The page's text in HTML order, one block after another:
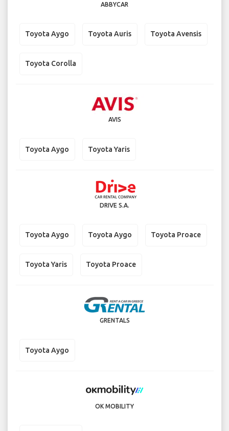
ABBYCAR
Toyota Aygo Toyota Auris Toyota Avensis
Toyota Corolla
AVIS
Toyota Aygo Toyota Yaris
DRIVE S.A.
Toyota Aygo Toyota Aygo Toyota Proace
Toyota Yaris Toyota Proace
GRENTALS
Toyota Aygo
OK MOBILITY